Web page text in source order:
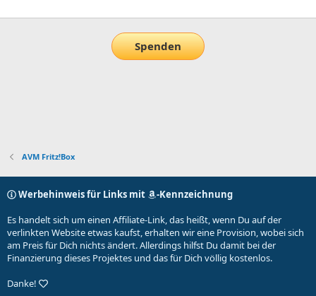
Spenden
AVM Fritz!Box
Werbehinweis für Links mit
-Kennzeichnung
Es handelt sich um einen Affiliate-Link, das heißt, wenn Du auf der
verlinkten Website etwas kaufst, erhalten wir eine Provision, wobei sich
am Preis für Dich nichts ändert. Allerdings hilfst Du damit bei der
Finanzierung dieses Projektes und das für Dich völlig kostenlos.
Danke!